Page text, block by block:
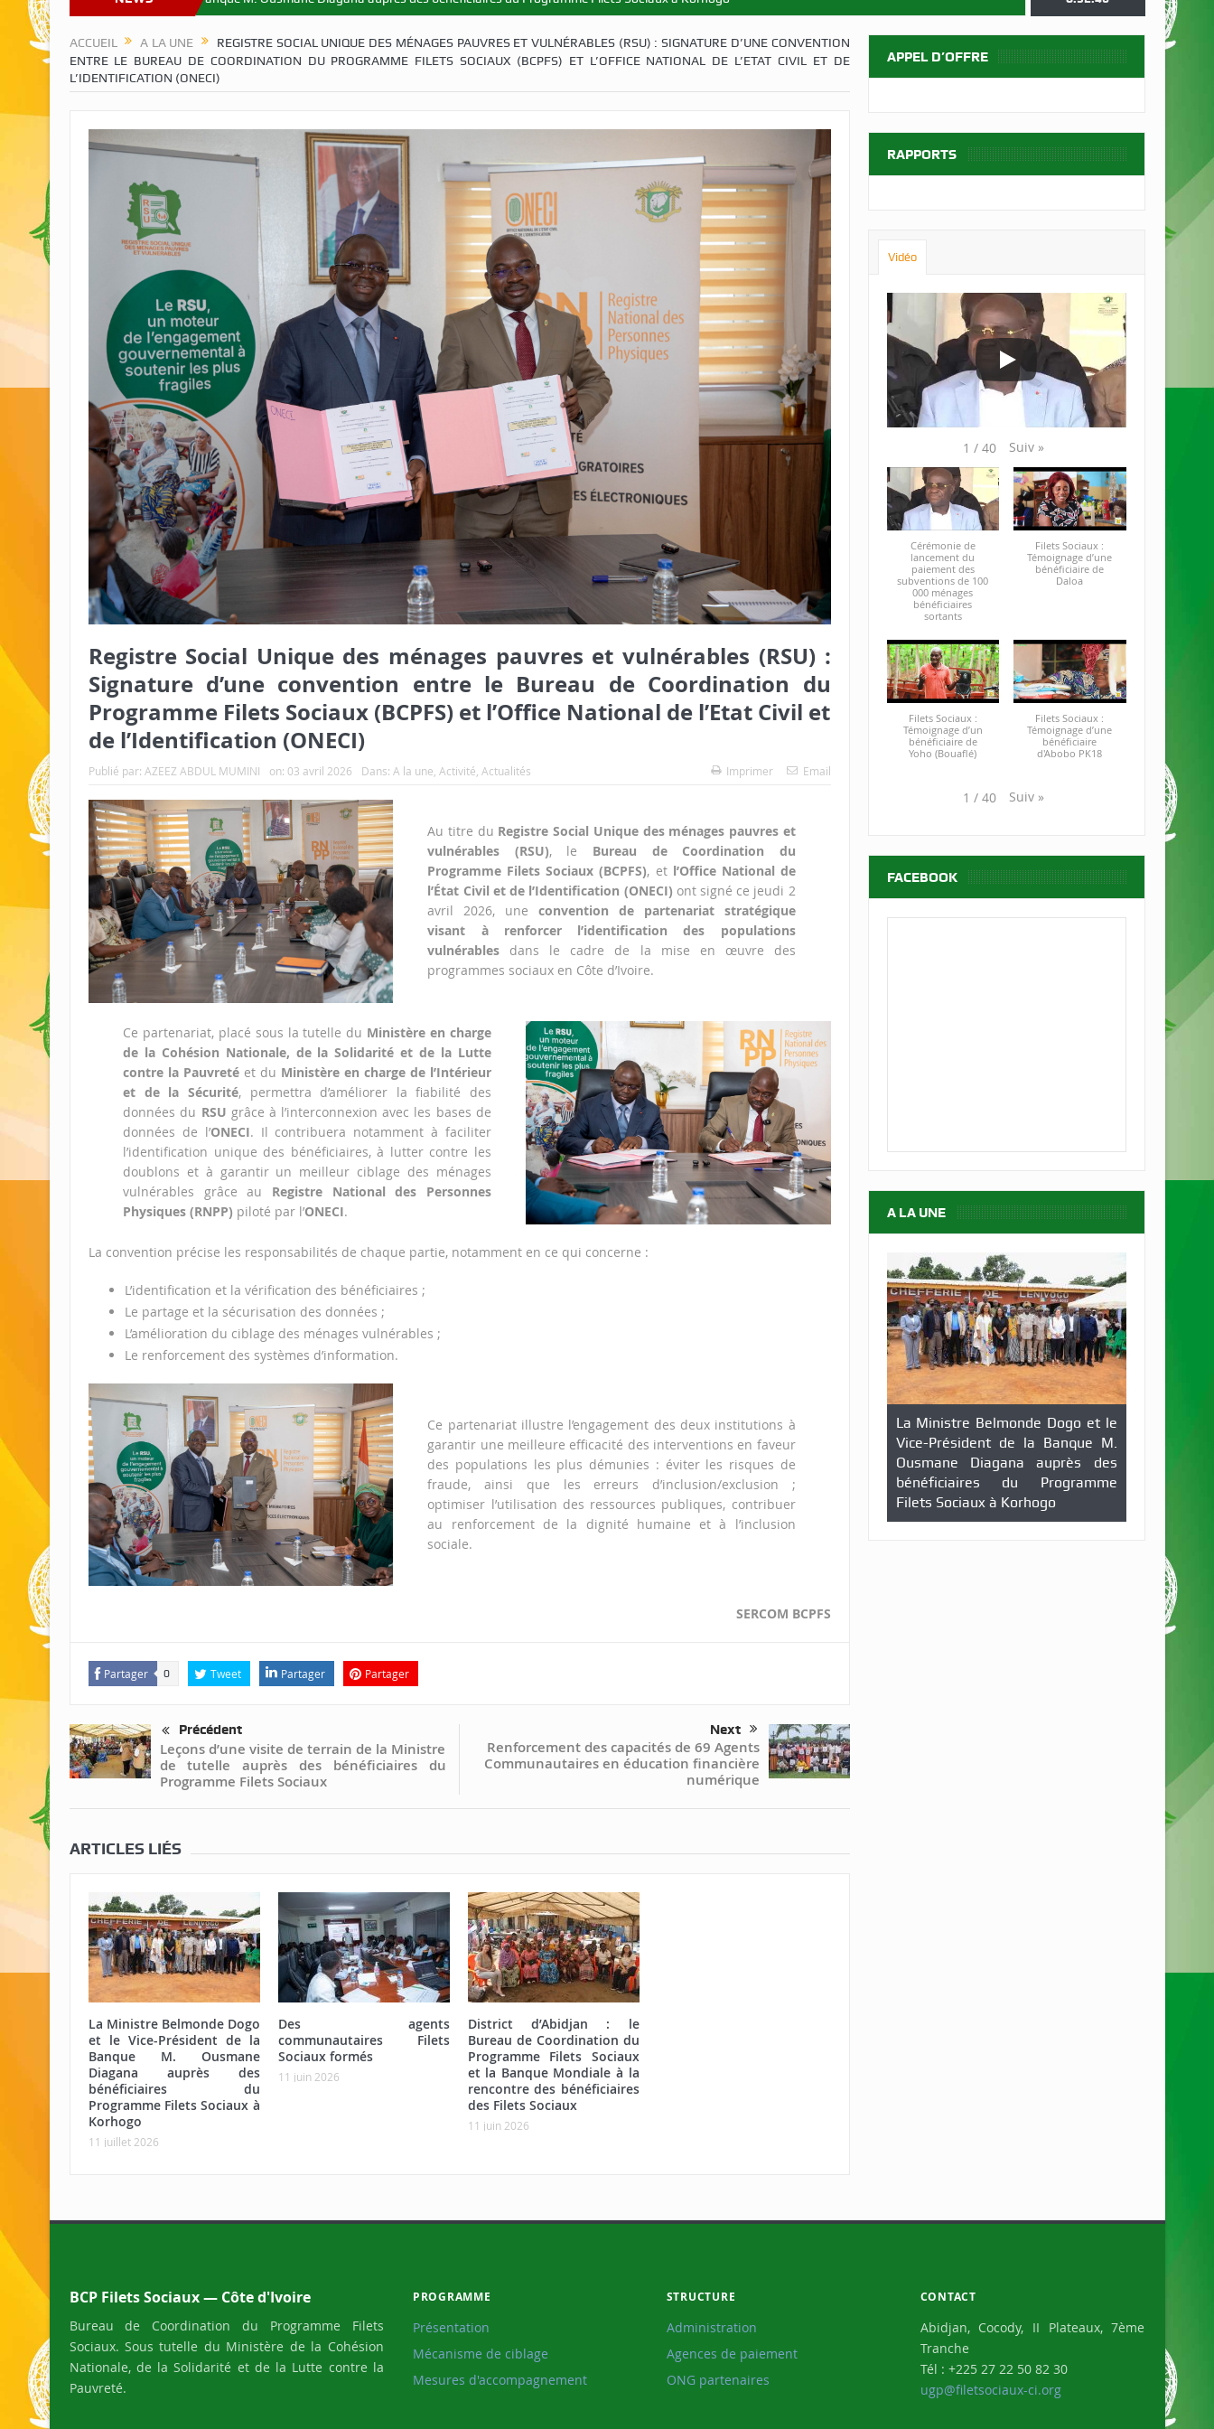
ACCUEIL A LA UNE
REGISTRE SOCIAL UNIQUE DES MÉNAGES PAUVRES ET VULNÉRABLES (RSU) : SIGNATURE D’UNE CONVENTION
ENTRE LE BUREAU DE COORDINATION DU PROGRAMME FILETS SOCIAUX (BCPFS) ET L’OFFICE NATIONAL DE L’ETAT CIVIL ET DE
L’IDENTIFICATION (ONECI)
Registre Social Unique des ménages pauvres et vulnérables (RSU) :
Signature d’une convention entre le Bureau de Coordination du
Programme Filets Sociaux (BCPFS) et l’Office National de l’Etat Civil et
de l’Identification (ONECI)
Publié par: AZEEZ ABDUL MUMINI on: 03 avril 2026 Dans: A la une Activité Actualités Imprimer Email
Au titre du Registre Social Unique des ménages pauvres et
vulnérables (RSU), le Bureau de Coordination du
Programme Filets Sociaux (BCPFS), et l’Office National de
l’État Civil et de l’Identification (ONECI) ont signé ce jeudi 2
avril 2026, uneconvention de partenariat stratégique
visant à renforcer l’identification des populations
vulnérables dans le cadre de la mise en œuvre des
programmes sociaux en Côte d’Ivoire.
Ce partenariat, placé sous la tutelle du Ministère en charge
de la Cohésion Nationale, de la Solidarité et de la Lutte
contre la Pauvreté et du Ministère en charge de l’Intérieur
et de la Sécurité, permettra d’améliorer la fiabilité des
données du RSU grâce à l’interconnexion avec les bases de
données de l’ONECI. Il contribuera notamment à faciliter
l’identification unique des bénéficiaires, à lutter contre les
doublons et à garantir un meilleur ciblage des ménages
vulnérables grâce au Registre National des Personnes
Physiques (RNPP) piloté par l’ONECI.
La convention précise les responsabilités de chaque partie, notamment en ce qui concerne :
L’identification et la vérification des bénéficiaires ;
Le partage et la sécurisation des données ;
L’amélioration du ciblage des ménages vulnérables ;
Le renforcement des systèmes d’information.
Ce partenariat illustre l’engagement des deux institutions à
garantir une meilleure efficacité des interventions en faveur
des populations les plus démunies : éviter les risques de
fraude, ainsi que les erreurs d’inclusion/exclusion ;
optimiser l’utilisation des ressources publiques, contribuer
au renforcement de la dignité humaine et à l’inclusion
sociale.
SERCOM BCPFS
Partager 0 Tweet Partager Partager
Précédent
Leçons d’une visite de terrain de la Ministre
de tutelle auprès des bénéficiaires du
Programme Filets Sociaux
Next
Renforcement des capacités de 69 Agents
Communautaires en éducation financière
numérique
ARTICLES LIÉS
La Ministre Belmonde Dogo
et le Vice-Président de la
Banque M. Ousmane
Diagana auprès des
bénéficiaires du
Programme Filets Sociaux à
Korhogo
11 juillet 2026
Des agents
communautaires Filets
Sociaux formés
11 juin 2026
District d’Abidjan : le
Bureau de Coordination du
Programme Filets Sociaux
et la Banque Mondiale à la
rencontre des bénéficiaires
des Filets Sociaux
11 juin 2026
APPEL D’OFFRE
RAPPORTS
Vidéo
1 / 40 Suiv »
Cérémonie de
lancement du
paiement des
subventions de 100
000 ménages
bénéficiaires
sortants
Filets Sociaux :
Témoignage d’une
bénéficiaire de
Daloa
Filets Sociaux :
Témoignage d’un
bénéficiaire de
Yoho (Bouaflé)
Filets Sociaux :
Témoignage d’une
bénéficiaire
d'Abobo PK18
1 / 40 Suiv »
FACEBOOK
A LA UNE
La Ministre Belmonde Dogo et le
Vice-Président de la Banque M.
Ousmane Diagana auprès des
bénéficiaires du Programme
Filets Sociaux à Korhogo
BCP Filets Sociaux — Côte d'Ivoire
Bureau de Coordination du Programme Filets
Sociaux. Sous tutelle du Ministère de la Cohésion
Nationale, de la Solidarité et de la Lutte contre la
Pauvreté.
PROGRAMME
Présentation
Mécanisme de ciblage
Mesures d'accompagnement
STRUCTURE
Administration
Agences de paiement
ONG partenaires
CONTACT
Abidjan, Cocody, II Plateaux, 7ème
Tranche
Tél : +225 27 22 50 82 30
ugp@filetsociaux-ci.org